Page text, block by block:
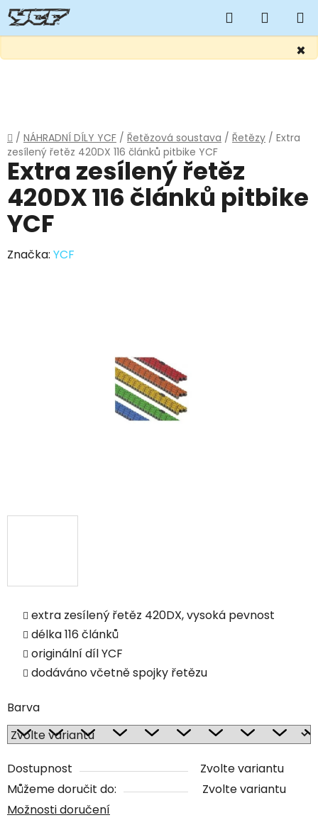
×
Hledat
KOŠÍK
Domů
/ NÁHRADNÍ DÍLY YCF / Řetězová soustava / Řetězy / Extra
zesílený řetěz 420DX 116 článků pitbike YCF
extra zesílený řetěz 420DX, vysoká pevnost
délka 116 článků
originální díl YCF
dodáváno včetně spojky řetězu
Barva
Dostupnost
Zvolte variantu
Můžeme doručit do:
Zvolte variantu
Možnosti doručení
Extra zesílený řetěz
420DX 116 článků pitbike
YCF
Značka: YCF